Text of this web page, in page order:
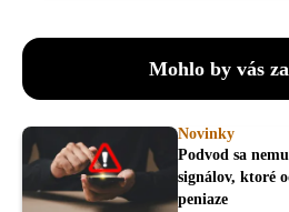
Mohlo by vás
Novinky
Podvod sa
signálov, ktoré
peniaze